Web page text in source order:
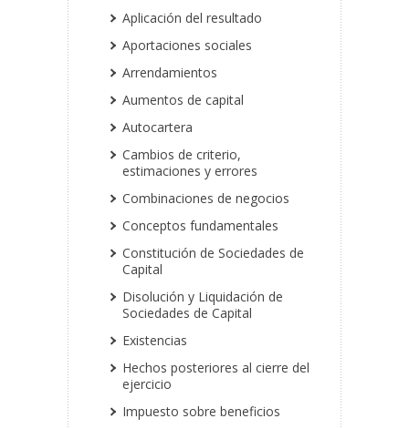
Aplicación del resultado
Aportaciones sociales
Arrendamientos
Aumentos de capital
Autocartera
Cambios de criterio,
estimaciones y errores
Combinaciones de negocios
Conceptos fundamentales
Constitución de Sociedades de
Capital
Disolución y Liquidación de
Sociedades de Capital
Existencias
Hechos posteriores al cierre del
ejercicio
Impuesto sobre beneficios